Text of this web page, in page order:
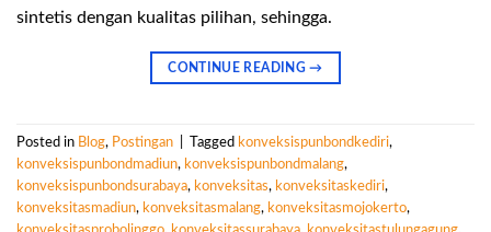
sintetis dengan kualitas pilihan, sehingga.
CONTINUE READING→
Posted in Blog, Postingan Tagged konveksispunbondkediri,
konveksispunbondmadiun, konveksispunbondmalang,
konveksispunbondsurabaya, konveksitas, konveksitaskediri,
konveksitasmadiun, konveksitasmalang, konveksitasmojokerto,